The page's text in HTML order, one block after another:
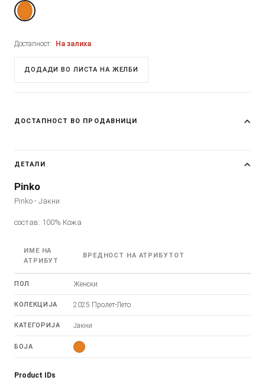
Достапност: На залиха
ДОДАДИ ВО ЛИСТА НА ЖЕЛБИ
ДОСТАПНОСТ ВО ПРОДАВНИЦИ
ДЕТАЛИ
Pinko
Pinko - Јакни
состав: 100% Кожа
ИМЕ НА
АТРИБУТ
ВРЕДНОСТ НА АТРИБУТОТ
ПОЛ Женски
КОЛЕКЦИЈА 2025 Пролет-Лето
КАТЕГОРИЈА Јакни
БОЈА
Product IDs